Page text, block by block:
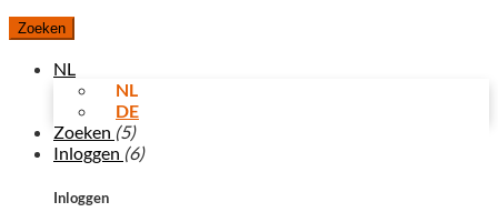
Zoeken
NL
NL
DE
Zoeken (5)
Inloggen (6)
Inloggen